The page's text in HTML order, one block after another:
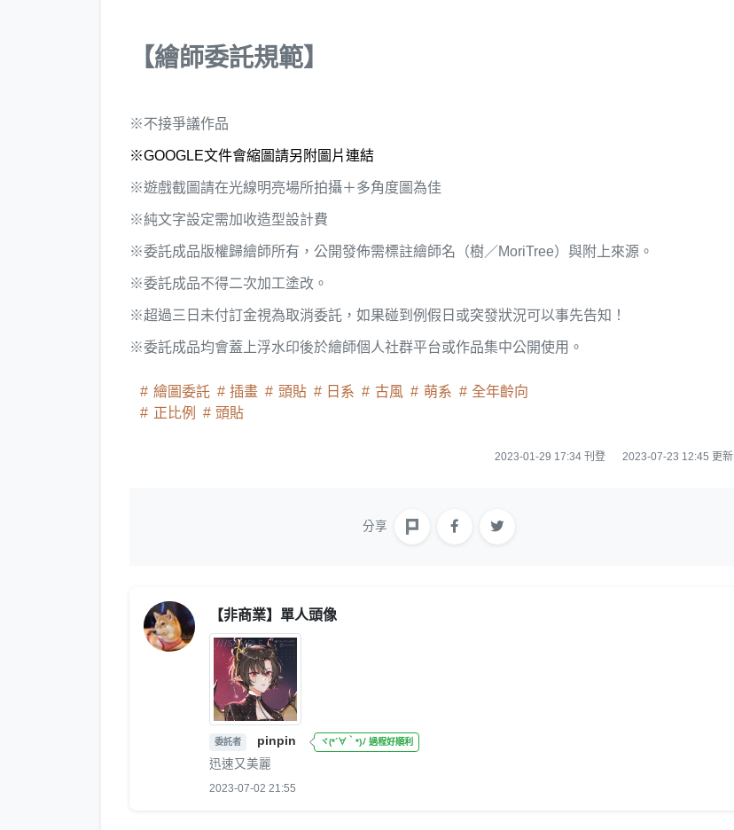
【繪師委託規範】
※不接爭議作品
※GOOGLE文件會縮圖請另附圖片連結
※遊戲截圖請在光線明亮場所拍攝＋多角度圖為佳
※純文字設定需加收造型設計費
※委託成品版權歸繪師所有，公開發佈需標註繪師名（樹／MoriTree）與附上來源。
※委託成品不得二次加工塗改。
※超過三日未付訂金視為取消委託，如果碰到例假日或突發狀況可以事先告知！
※委託成品均會蓋上浮水印後於繪師個人社群平台或作品集中公開使用。
繪圖委託 插畫 頭貼 日系 古風 萌系
全年齡向
正比例
頭貼
2023-01-29 17:34 刊登 2023-07-23 12:45 更新
分享
【非商業】單人頭像
委託者 pinpin ヾ(*´∀｀*)ﾉ 過程好順利
迅速又美麗
2023-07-02 21:55